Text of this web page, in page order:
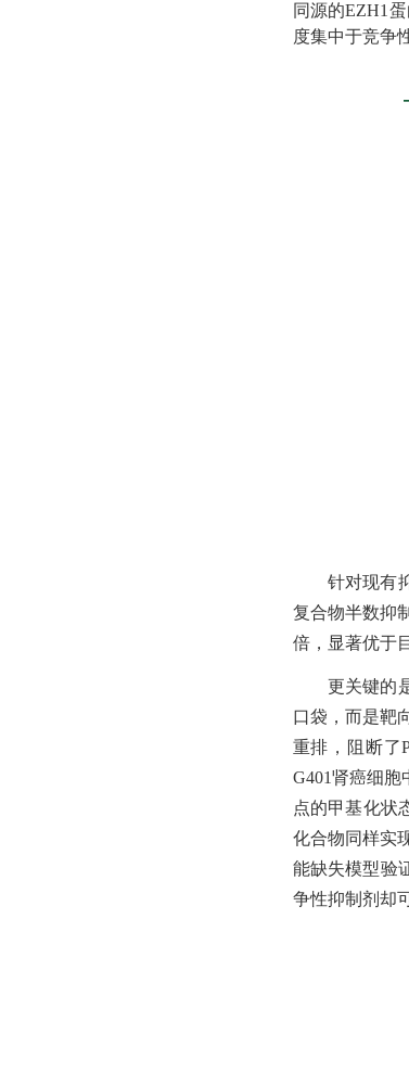
同源的EZH1
度集中于竞争
针对现有
复合物半数抑
倍，显著优于
更关键的
口袋，而是靶
重排，阻断了
G401肾癌细胞
点的甲基化状
化合物同样实
能缺失模型验
争性抑制剂却